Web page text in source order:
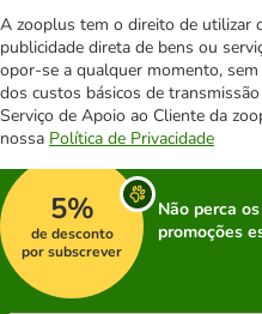
A zooplus tem o direito de utilizar
publicidade direta de bens ou
opor-se a qualquer momento,
dos custos básicos de
Serviço de Apoio ao Cliente da
nossa Política de Privacidade
5%
de desconto
por subscrever
Não perca
promoções